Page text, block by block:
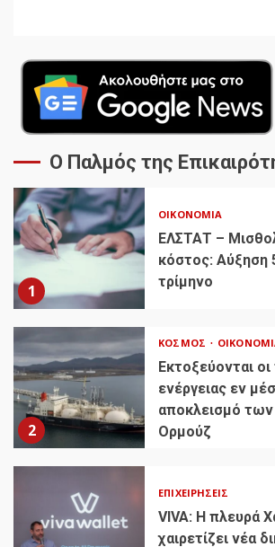
Ο Παλμός της
1
ΟΙΚΟΝΟΜΊΑ
ΕΛΣΤΑΤ –
κόστος: Αύξηση
τρίμηνο
2
ΚΌΣΜΟΣ
Εκτοξεύονται οι
ενέργειας εν
αποκλεισμό
Ορμούζ
ΕΠΙΧΕΙΡΉΣΕΙΣ
VIVA: Η πλευρά
χαιρετίζει νέα